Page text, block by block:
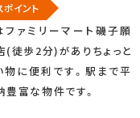
ポイント
ファミリーマート磯子願
(徒歩2分)がありちょっと
物に便利です。駅まで平
豊富な物件です。